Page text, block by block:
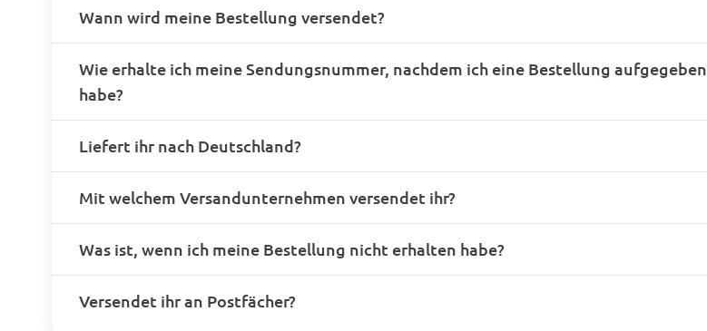
Wann wird meine Bestellung versendet?
Wie erhalte ich meine Sendungsnummer, nachdem ich eine Bestellung aufgegeben
habe?
Liefert ihr nach Deutschland?
Mit welchem Versandunternehmen versendet ihr?
Was ist, wenn ich meine Bestellung nicht erhalten habe?
Versendet ihr an Postfächer?